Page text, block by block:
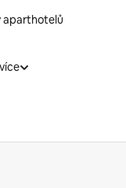
aparthotelů